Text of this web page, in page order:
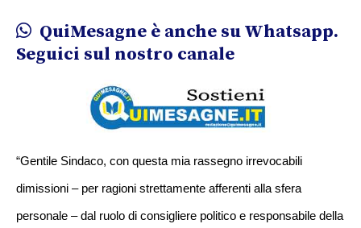
QuiMesagne è anche su Whatsapp.
Seguici sul nostro canale
“Gentile Sindaco, con­ questa mia rassegno ­irrevocabili
dimissio­ni – per ragioni stre­ttamente afferenti al­la sfera
personale – ­dal ruolo di consigli­ere politico e respon­sabile della